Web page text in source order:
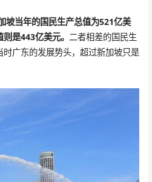
坡当年的国民生产总值为521亿美
是443亿美元。 二者相差的国民生
广东的发展势头，超过新加坡只是